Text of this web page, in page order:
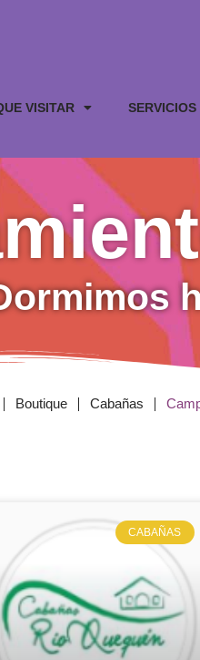
VISITAR SERVICIOS
Boutique Cabañas
CABAÑAS